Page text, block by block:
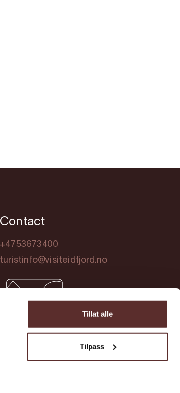
Tillat alle
Tilpass
Contact
+4753673400
turistinfo@visiteidfjord.no